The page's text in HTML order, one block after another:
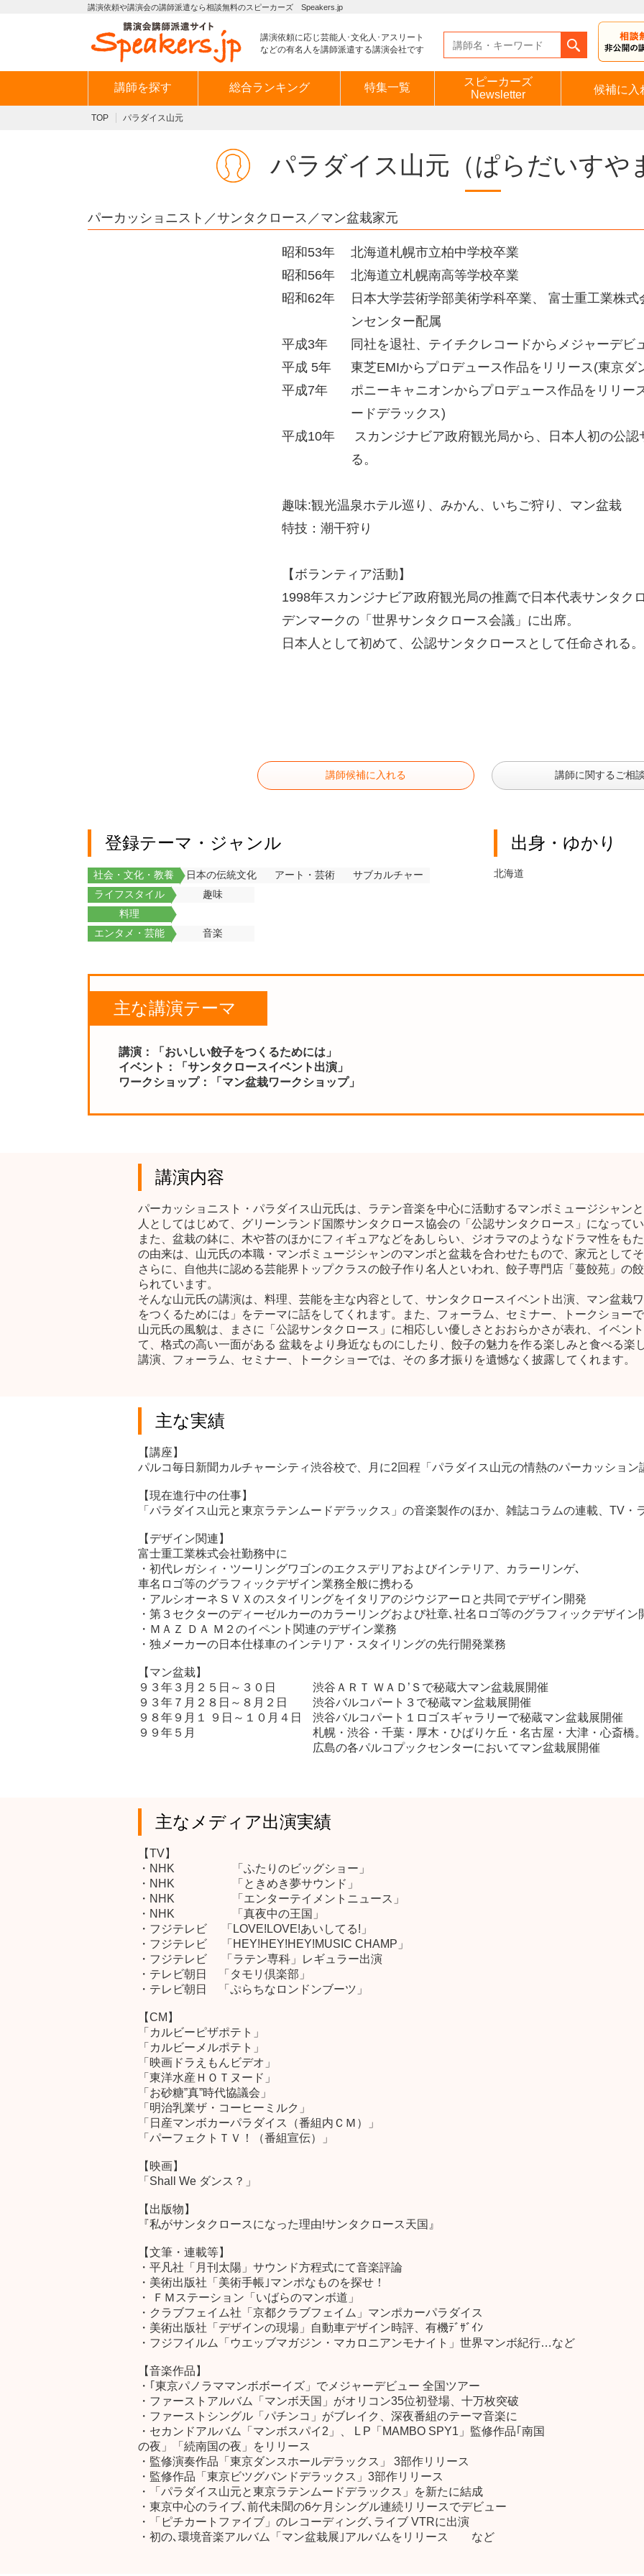
講演依頼や講演会の講師派遣なら相談無料のスピーカーズ Speakers.jp
講演依頼に応じ芸能人･文化人･アスリート
などの有名人を講師派遣する講演会社です
講師を探す 総合ランキング 特集一覧
スピーカーズ
Newsletter
候補に入
TOP パラダイス山元
パラダイス山元 （ぱらだいすや
パーカッショニスト／サンタクロース／マン盆栽家元
昭和53年
北海道札幌市立柏中学校卒業
昭和56年
北海道立札幌南高等学校卒業
昭和62年
日本大学芸術学部美術学科卒業、 富士重工業株
ンセンター配属
平成3年
同社を退社、テイチクレコードからメジャーデビ
平成 5年
東芝EMIからプロデュース作品をリリース(東京ダ
平成7年
ポニーキャニオンからプロデュース作品をリリー
ードデラックス)
平成10年
スカンジナビア政府観光局から、日本人初の公
る。
趣味:観光温泉ホテル巡り、みかん、いちご狩り、マン盆栽
特技：潮干狩り
【ボランティア活動】
1998年スカンジナビア政府観光局の推薦で日本代表サンタク
デンマークの「世界サンタクロース会議」に出席。
日本人として初めて、公認サンタクロースとして任命される
講師候補に入れる 講師に関するご相
登録テーマ・ジャンル
社会・文化・教養 日本の伝統文化 アート・芸術
サブカルチャー
ライフスタイル
趣味
料理
エンタメ・芸能
音楽
出身・ゆかり
北海道
主な講演テーマ
講演：「おいしい餃子をつくるためには」
イベント：「サンタクロースイベント出演」
ワークショップ：「マン盆栽ワークショップ」
講演内容
パーカッショニスト・パラダイス山元氏は、ラテン音楽を中心に活動するマンボミュージシャン
人としてはじめて、グリーンランド国際サンタクロース協会の「公認サンタクロース」になって
また、盆栽の鉢に、木や苔のほかにフィギュアなどをあしらい、ジオラマのようなドラマ性をも
の由来は、山元氏の本職・マンボミュージシャンのマンボと盆栽を合わせたもので、家元として
さらに、自他共に認める芸能界トップクラスの餃子作り名人といわれ、餃子専門店「蔓餃苑」の
られています。
そんな山元氏の講演は、料理、芸能を主な内容として、サンタクロースイベント出演、マン盆栽
をつくるためには」をテーマに話をしてくれます。また、フォーラム、セミナー、トークショー
山元氏の風貌は、まさに「公認サンタクロース」に相応しい優しさとおおらかさが表れ、イベン
て、格式の高い一面がある 盆栽をより身近なものにしたり、餃子の魅力を作る楽しみと食べる楽
講演、フォーラム、セミナー、トークショーでは、その 多才振りを遺憾なく披露してくれます。
主な実績
【講座】
パルコ毎日新聞カルチャーシティ渋谷校で、月に2回程「パラダイス山元の情熱のパーカッション
【現在進行中の仕事】
「パラダイス山元と東京ラテンムードデラックス」の音楽製作のほか、雑誌コラムの連載、TV・
【デザイン関連】
富士重工業株式会社勤務中に
・初代レガシィ・ツーリングワゴンのエクスデリアおよびインテリア、カラーリンゲ､
車名ロゴ等のグラフィックデザイン業務全般に携わる
・アルシオーネＳＶＸのスタイリングをイタリアのジウジアーロと共同でデザイン開発
・第３セクターのディーゼルカーのカラーリングおよび社章､社名ロゴ等のグラフィックデザイン
・ＭＡＺ ＤＡ Ｍ２のイペント関連のデザイン業務
・独メーカーの日本仕様車のインテリア・スタイリングの先行開発業務
【マン盆栽】
９３年３月２５日～３０日
渋谷ＡＲＴ ＷＡＤ’Ｓで秘蔵大マン盆栽展開催
９３年７月２８日～８月２日
渋谷バルコパート３で秘蔵マン盆栽展開催
９８年９月１ ９日～１０月４日
渋谷バルコパート１ロゴスギャラリーで秘蔵マン盆栽展開催
９９年５月
札幌・渋谷・千葉・厚木・ひばりケ丘・名古屋・大津・心斎橋
広島の各パルコプックセンターにおいてマン盆栽展開催
主なメディア出演実績
【TV】
・NHK 「ふたりのビッグショー」
・NHK 「ときめき夢サウンド」
・NHK 「エンターテイメントニュース」
・NHK 「真夜中の王国」
・フジテレビ 「LOVE!LOVE!あいしてる!」
・フジテレビ 「HEY!HEY!HEY!MUSIC CHAMP」
・フジテレビ 「ラテン専科」レギュラー出演
・テレビ朝日 「タモリ倶楽部」
・テレビ朝日 「ぷらちなロンドンブーツ」
【CM】
「カルビーピザポテト」
「カルビーメルポテト」
「映画ドラえもんビデオ」
「東洋水産ＨＯＴヌード」
「お砂糖”真”時代協議会」
「明治乳業ザ・コーヒーミルク」
「日産マンボカーパラダイス（番組内ＣＭ）」
「パーフェクトＴＶ！（番組宣伝）」
【映画】
「Shall We ダンス？」
【出版物】
『私がサンタクロースになった理由!サンタクロース天国』
【文筆・連載等】
・平凡社「月刊太陽」サウンド方程式にて音楽評論
・美術出版社「美術手帳｣マンポなものを探せ！
・ ＦＭステーション「いばらのマンボ道」
・クラブフェイム社「京都クラブフェイム」マンポカーパラダイス
・美術出版社「デザインの現場」自動車デザイン時評、有機ﾃﾞｻﾞｲﾝ
・フジフイルム「ウエッブマガジン・マカロニアンモナイト」世界マンボ紀行…など
【音楽作品】
・｢東京パノラママンボボーイズ」でメジャーデビュー 全国ツアー
・ファーストアルバム「マンボ天国」がオリコン35位初登場、十万枚突破
・ファーストシングル「パチンコ」がブレイク、深夜番組のテーマ音楽に
・セカンドアルバム「マンボスパイ2」、 L P「MAMBO SPY1」監修作品｢南国
の夜」「続南国の夜」をリリース
・監修演奏作品「東京ダンスホールデラックス」 3部作リリース
・監修作品「東京ビツグバンドデラックス」3部作リリース
・「パラダイス山元と東京ラテンムードデラックス」を新たに結成
・東京中心のライブ､前代未聞の6ケ月シングル連続リリースでデビュー
・「ピチカートファイブ」のレコーディング､ライブ VTRに出演
・初の､環境音楽アルバム「マン盆栽展｣アルバムをリリース など